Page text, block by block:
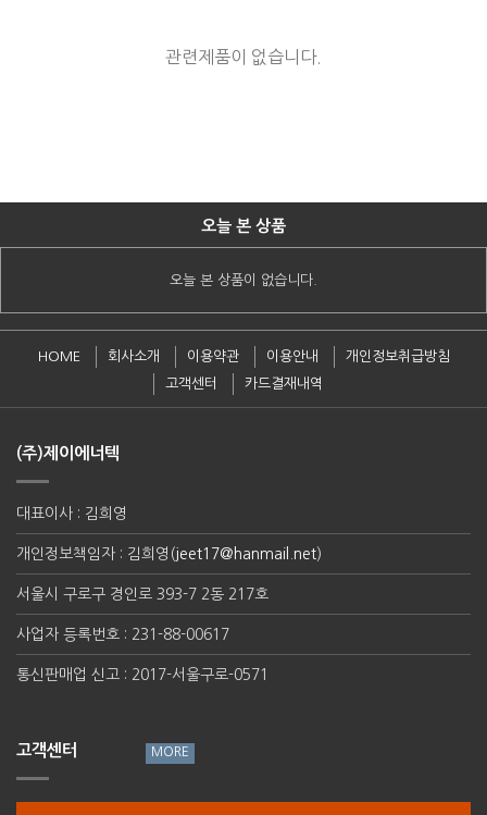
관련제품이 없습니다.
오늘 본 상품
오늘 본 상품이 없습니다.
HOME 회사소개 이용약관 이용안내
개인정보취급방침
고객센터
카드결재내역
(주)제이에너텍
대표이사 : 김희영
개인정보책임자 : 김희영( jeet17@hanmail.net)
서울시 구로구 경인로 393-7 2동 217호
사업자 등록번호 : 231-88-00617
통신판매업 신고 : 2017-서울구로-0571
고객센터